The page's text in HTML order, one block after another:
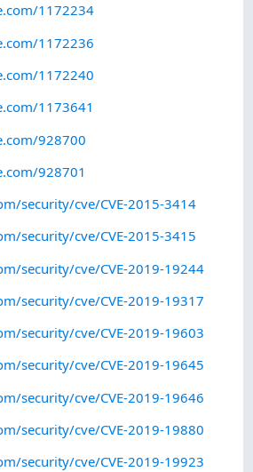
1172234
1172236
1172240
1173641
928700
928701
security/cve/CVE-2015-3414
security/cve/CVE-2015-3415
security/cve/CVE-2019-19244
security/cve/CVE-2019-19317
security/cve/CVE-2019-19603
security/cve/CVE-2019-19645
security/cve/CVE-2019-19646
security/cve/CVE-2019-19880
security/cve/CVE-2019-19923